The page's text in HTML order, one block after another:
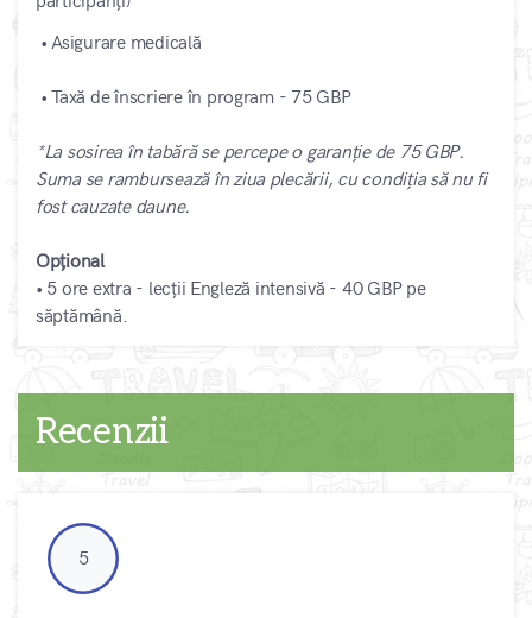
• Asigurare medicală
• Taxă de înscriere în program - 75 GBP
*La sosirea în tabără se percepe o garanție de 75 GBP.
Suma se rambursează în ziua plecării, cu condiția să nu fi
fost cauzate daune.
Opțional
• 5 ore extra - lecții Engleză intensivă - 40 GBP pe
săptămână.
Recenzii
5